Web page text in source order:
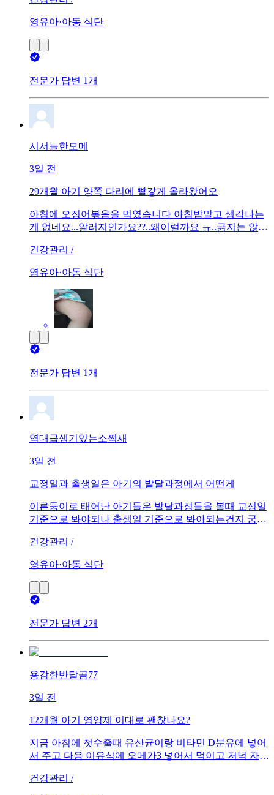
중이고 (새벽수유는 끊는중이에요)수유텀을 지금은 4시
어요..수유하려고하면 허버허버 햐햐햐햐햐하면서 엄청
먹으려는듯이 구는데 막상주면 열심히안먹고 1분먹다가
홱 돌면서 빼고 하면서한끼를 양쪽5-6분먹을때도있거든
에따라 너무 보채면 그냥 주기도해요밥먹을때 집중을 못
할때도있고배가불러서 뺀건지 어쩐건지 모르니계속 더
주긴하거든여..검색해봐도 이시기애들은 다 이유식을 먹
고있어서..도움받기가 어려워서 여기에 문의합니다ㅠㅠ
얼마나줘야하는지 텀은 어떻게해야하는지많은분들의
영유아·아동 식단
전문가 답변 1개
시서늘한모메
3일 전
29개월 아기 양쪽 다리에 빨갛게 올라왔어오
아침에 오징어볶음을 먹였습니다 아침밥말고 생각나는
게 없네요...알러지인가요??..왜이럴까요 ㅠ..긁지는 않
건강관리 /
영유아·아동 식단
전문가 답변 1개
역대급생기있는소쩍새
3일 전
교정일과 출생일은 아기의 발달과정에서 어떤게
이른둥이로 태어난 아기들은 발달과정들을 볼때 교정일
기준으로 봐야되나 출생일 기준으로 봐아되는건지 궁금
건강관리 /
영유아·아동 식단
전문가 답변 2개
용감한반달곰77
3일 전
12개월 아기 영양제 이대로 괜찮나요?
지금 아침에 첫수줄때 유산균이랑 비타민 D분유에 넣어
서 주고 다음 이유식에 오메가3 넣어서 먹이고 저녁 자기
르고 안자려고해서 철분제 먹여보라는 권유받고 먹이려
건강관리 /